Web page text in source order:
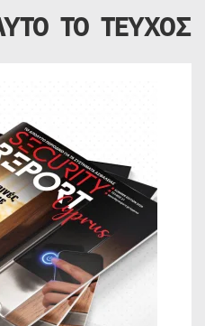
ΤΟ ΤΕΥΧΟΣ